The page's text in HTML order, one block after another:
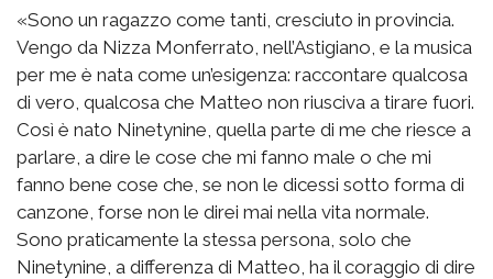
«Sono un ragazzo come tanti, cresciuto in provincia.
Vengo da Nizza Monferrato, nell’Astigiano, e la musica
per me è nata come un’esigenza: raccontare qualcosa
di vero, qualcosa che Matteo non riusciva a tirare fuori.
Così è nato Ninetynine, quella parte di me che riesce a
parlare, a dire le cose che mi fanno male o che mi
fanno bene cose che, se non le dicessi sotto forma di
canzone, forse non le direi mai nella vita normale.
Sono praticamente la stessa persona, solo che
Ninetynine, a differenza di Matteo, ha il coraggio di dire